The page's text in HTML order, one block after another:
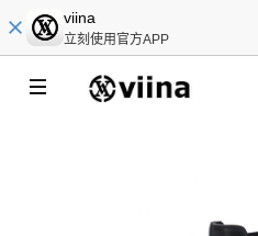
viina
立刻使用官方APP